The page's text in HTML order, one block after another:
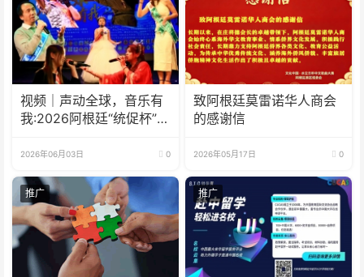
视频｜声动全球，音乐有
我:2026阿根廷“统促杯”水
圆满落幕
2026年06月03日 0
致阿根廷莫雷诺华人商会
的感谢信
2026年05月17日 0
推广 推广